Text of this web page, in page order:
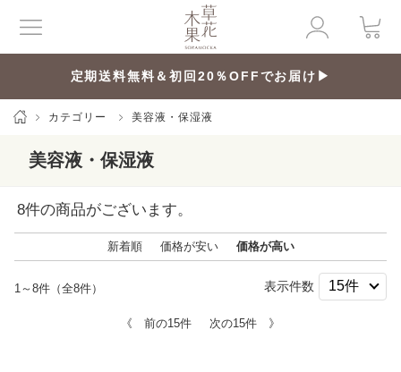
定期送料無料＆初回20％OFFでお届け▶
カテゴリー 美容液・保湿液
美容液・保湿液
8件の商品がございます。
新着順 価格が安い 価格が高い
1～8件（全8件） 表示件数
《 前の15件 次の15件 》